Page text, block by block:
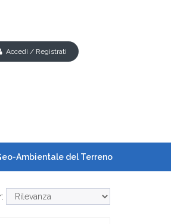
Accedi / Registrati
Ambientale del Terreno